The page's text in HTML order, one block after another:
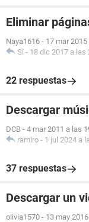
Eliminar
Naya1616 - 17 mar
Si - 18 dic 2017 a las
22 respuestas
Descargar
DCB - 4 mar 2011 a las
ramiro - 1 jul 2024 a
37 respuestas
Descargar un
olivia1570 - 13 may